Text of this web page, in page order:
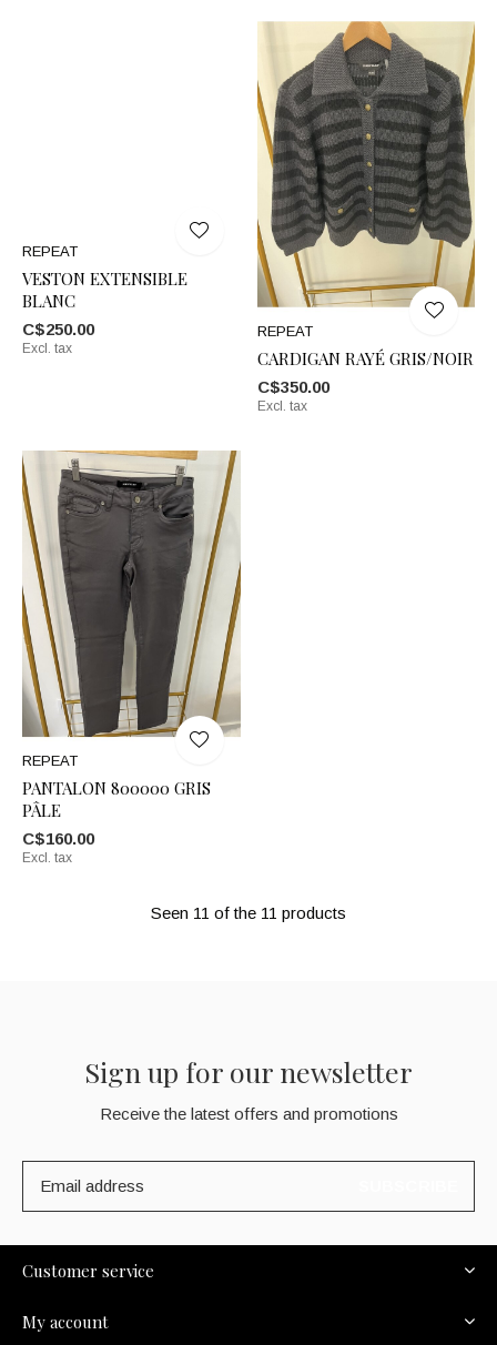
REPEAT
VESTON EXTENSIBLE
BLANC
C$250.00
Excl. tax
REPEAT
CARDIGAN RAYÉ GRIS/NOIR
C$350.00
Excl. tax
REPEAT
PANTALON 800000 GRIS
PÂLE
C$160.00
Excl. tax
Seen 11 of the 11 products
Sign up for our newsletter
Receive the latest offers and promotions
Customer service
My account